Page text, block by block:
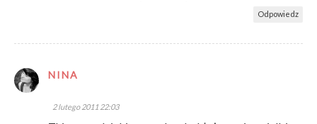
Odpowiedz
NINA
2 lutego 2011 22:03